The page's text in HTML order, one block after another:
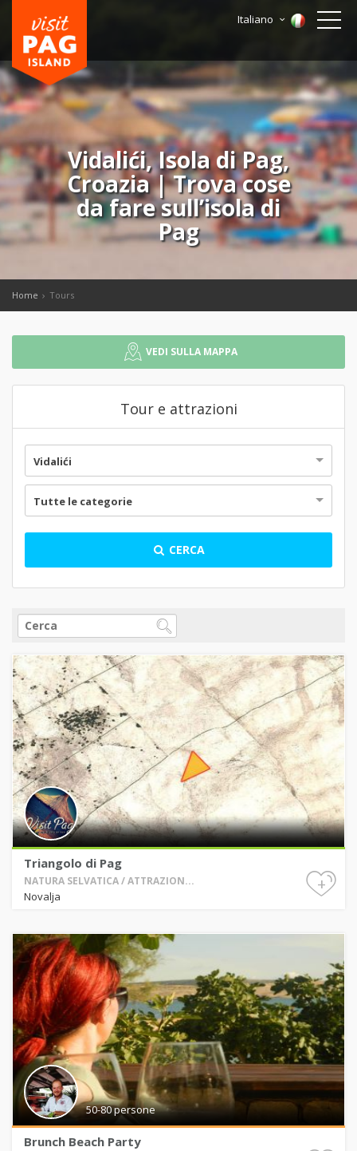
Italiano
Vidalići, Isola di Pag,
Croazia | Trova cose
da fare sullʼisola di
Pag
Home Tours
VEDI SULLA MAPPA
Tour e attrazioni
Vidalići
Tutte le categorie
CERCA
Triangolo di Pag
NATURA SELVATICA / ATTRAZION...
Novalja
+
50-80 persone
Brunch Beach Party